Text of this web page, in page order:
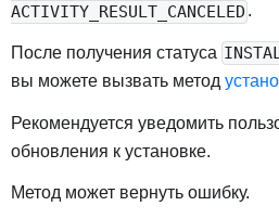
ACTIVITY_RESULT_CANCELED .
После получения статуса
вы можете вызвать метод
Рекомендуется уведомить
обновления к установке.
Метод может вернуть ошибку.